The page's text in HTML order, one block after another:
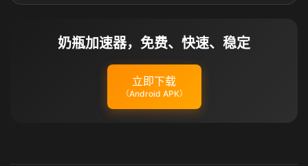
奶瓶加速器，免费、快速、稳定
立即下载
（Android APK）